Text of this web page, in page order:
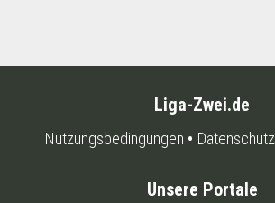
Liga-Zwei.de
Nutzungsbedingungen Datenschutz
Unsere Portale